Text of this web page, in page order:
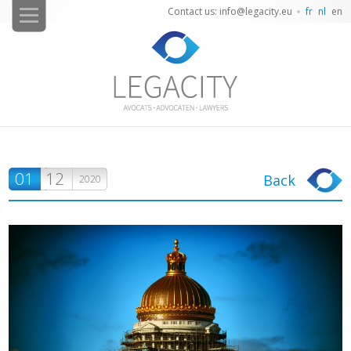
fr nl en
Contact us: info@legacity.eu
Back
01 12 2020